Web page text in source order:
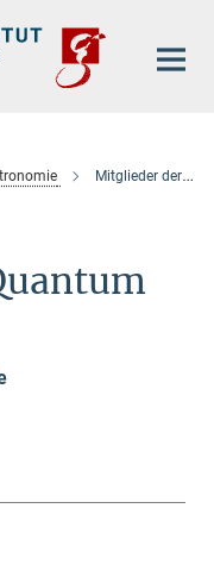
Mitglieder der Arbeitsgruppe „Quantum Control“